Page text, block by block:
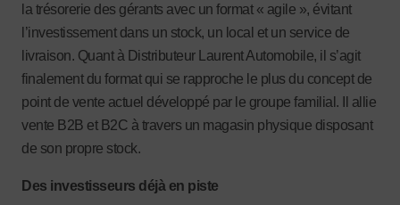
la trésorerie des gérants avec un format « agile », évitant
l’investissement dans un stock, un local et un service de
livraison. Quant à Distributeur Laurent Automobile, il s’agit
finalement du format qui se rapproche le plus du concept de
point de vente actuel développé par le groupe familial. Il allie
vente B2B et B2C à travers un magasin physique disposant
de son propre stock.
Des investisseurs déjà en piste